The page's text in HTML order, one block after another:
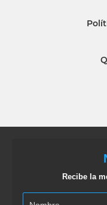
Recibe la